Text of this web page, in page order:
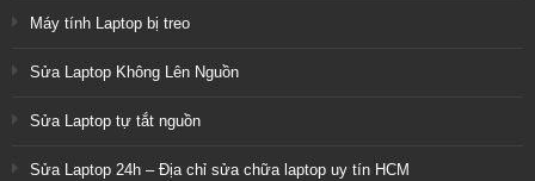
Máy tính Laptop bị treo
Sửa Laptop Không Lên Nguồn
Sửa Laptop tự tắt nguồn
Sửa Laptop 24h – Địa chỉ sửa chữa laptop uy tín HCM